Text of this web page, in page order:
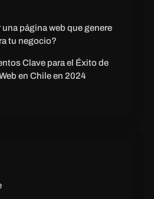
una página web que genere
tu negocio?
Clave para el Éxito de
en Chile en 2024